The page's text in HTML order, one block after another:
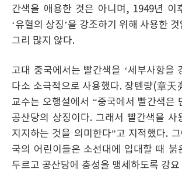
간색을 애용한 것은 아니며, 1949년 이
‘유혈의 상징’을 강조하기 위해 사용한
그리 많지 않다.
고대 중국에서는 빨간색을 ‘세부사항을
다소 소극적으로 사용했다. 장톈량(章天
교수는 오행설에서 “중국에서 빨간색은
공산당의 상징이다. 그래서 빨간색을 사
지지하는 것을 의미한다”고 지적했다.
국의 어린이들은 소선대에 입대할 때 붉
두르고 공산당에 충성을 맹세하도록 강